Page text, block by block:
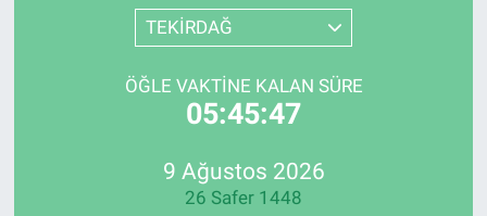
TEKİRDAĞ
ÖĞLE VAKTINE KALAN SÜRE
05:45:47
9 Ağustos 2026
26 Safer 1448
Süper Lig Puan Durumu ve Fikstür
Son Dakika Haberleri